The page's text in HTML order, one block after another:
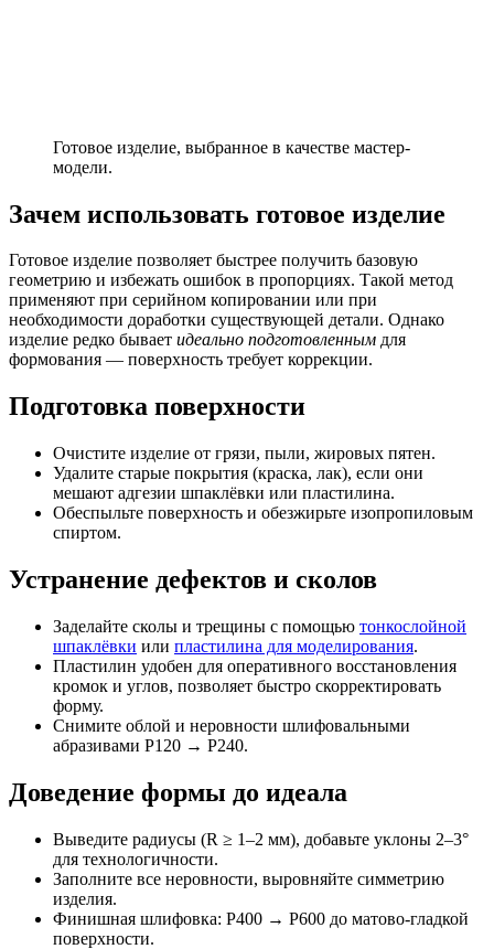
Готовое изделие, выбранное в качестве мастер-
модели.
Зачем использовать готовое изделие
Готовое изделие позволяет быстрее получить базовую
геометрию и избежать ошибок в пропорциях. Такой метод
применяют при серийном копировании или при
необходимости доработки существующей детали. Однако
изделие редко бывает идеально подготовленным для
формования — поверхность требует коррекции.
Подготовка поверхности
Очистите изделие от грязи, пыли, жировых пятен.
Удалите старые покрытия (краска, лак), если они
мешают адгезии шпаклёвки или пластилина.
Обеспыльте поверхность и обезжирьте изопропиловым
спиртом.
Устранение дефектов и сколов
Заделайте сколы и трещины с помощью тонкослойной
шпаклёвки или пластилина для моделирования.
Пластилин удобен для оперативного восстановления
кромок и углов, позволяет быстро скорректировать
форму.
Снимите облой и неровности шлифовальными
абразивами P120 → P240.
Доведение формы до идеала
Выведите радиусы (R ≥ 1–2 мм), добавьте уклоны 2–3°
для технологичности.
Заполните все неровности, выровняйте симметрию
изделия.
Финишная шлифовка: P400 → P600 до матово-гладкой
поверхности.